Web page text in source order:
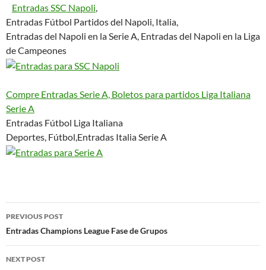
Entradas SSC Napoli,
Entradas Fútbol Partidos del Napoli, Italia,
Entradas del Napoli en la Serie A, Entradas del Napoli en la Liga
de Campeones
Compre Entradas Serie A, Boletos para partidos Liga Italiana
Serie A
Entradas Fútbol Liga Italiana
Deportes, Fútbol,Entradas Italia Serie A
Post
navigation
PREVIOUS POST
Entradas Champions League Fase de Grupos
NEXT POST